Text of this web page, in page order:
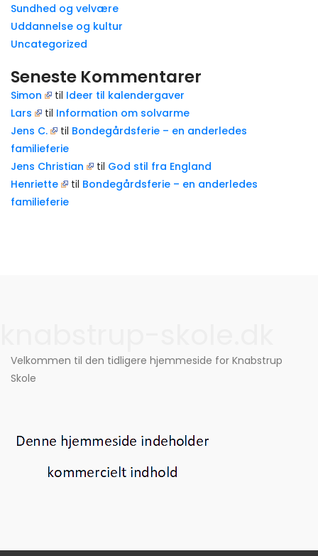
Sundhed og velvære
Uddannelse og kultur
Uncategorized
Seneste Kommentarer
Simon til Ideer til kalendergaver
Lars
til Information om solvarme
Jens C.
til Bondegårdsferie – en anderledes
familieferie
Jens Christian
til God stil fra England
Henriette
til Bondegårdsferie – en anderledes
familieferie
Velkommen til den tidligere hjemmeside for Knabstrup
Skole